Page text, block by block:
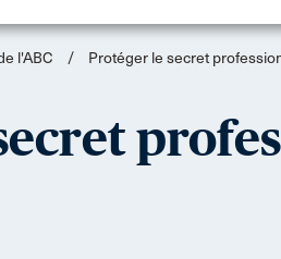
l'ABC / Protéger le secret